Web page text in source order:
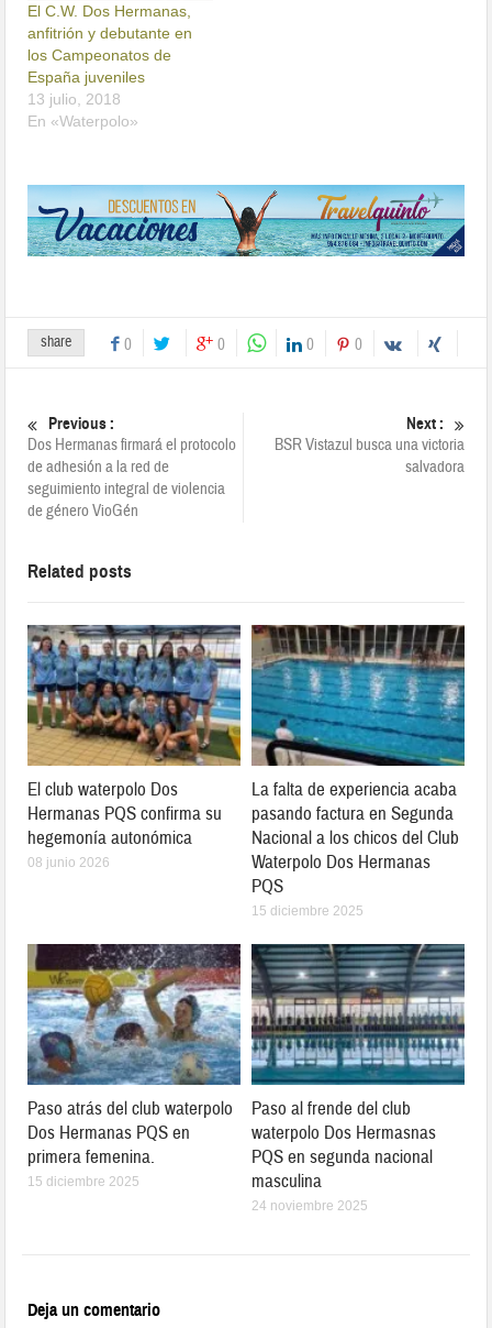
El C.W. Dos Hermanas,
anfitrión y debutante en
los Campeonatos de
España juveniles
13 julio, 2018
En «Waterpolo»
share 0 0 0 0
Previous :
Dos Hermanas firmará el protocolo
de adhesión a la red de
seguimiento integral de violencia
de género VioGén
Next :
BSR Vistazul busca una victoria
salvadora
Related posts
El club waterpolo Dos
Hermanas PQS confirma su
hegemonía autonómica
08 junio 2026
La falta de experiencia acaba
pasando factura en Segunda
Nacional a los chicos del Club
Waterpolo Dos Hermanas
PQS
15 diciembre 2025
Paso atrás del club waterpolo
Dos Hermanas PQS en
primera femenina.
15 diciembre 2025
Paso al frende del club
waterpolo Dos Hermasnas
PQS en segunda nacional
masculina
24 noviembre 2025
Deja un comentario